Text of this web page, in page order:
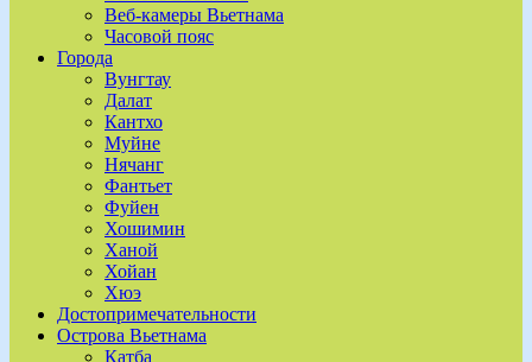
Веб-камеры Вьетнама
Часовой пояс
Города
Вунгтау
Далат
Кантхо
Муйне
Нячанг
Фантьет
Фуйен
Хошимин
Ханой
Хойан
Хюэ
Достопримечательности
Острова Вьетнама
Катба